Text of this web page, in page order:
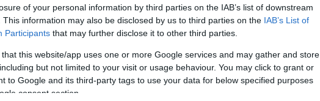
of your personal information by third parties on the IAB’s list of downstream
This information may also be disclosed by us to third parties on the IAB’s List of
Participants that may further disclose it to other third parties.
that this website/app uses one or more Google services and may gather and store
but not limited to your visit or usage behaviour. You may click to grant or
to Google and its third-party tags to use your data for below specified purposes
consent section.